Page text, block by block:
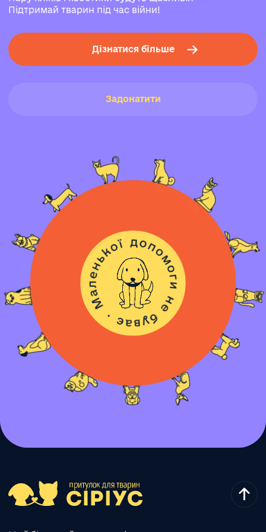
Підтримай тварин під час війни!
Дізнатися більше
Задонатити